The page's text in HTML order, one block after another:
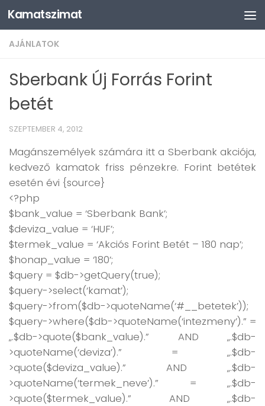
Skip to content
Kamatszimat
AJÁNLATOK
Sberbank Új Forrás Forint
betét
SZEPTEMBER 4, 2012
Magánszemélyek számára itt a Sberbank akciója,
kedvező kamatok friss pénzekre. Forint betétek
esetén évi {source}
<?php
$bank_value = ‘Sberbank Bank’;
$deviza_value = ‘HUF’;
$termek_value = ‘Akciós Forint Betét – 180 nap’;
$honap_value = ‘180’;
$query = $db->getQuery(true);
$query->select(‘kamat’);
$query->from($db->quoteName(‘#__betetek’));
$query->where($db->quoteName(‘intezmeny’).” =
„.$db->quote($bank_value).” AND „.$db-
>quoteName(‘deviza’).” = „.$db-
>quote($deviza_value).” AND „.$db-
>quoteName(‘termek_neve’).” = „.$db-
>quote($termek_value).” AND „.$db-